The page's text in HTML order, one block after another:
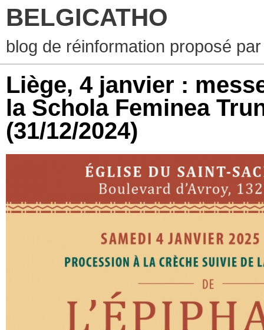
BELGICATHO
blog de réinformation proposé
Liège, 4 janvier :
la Schola Feminea
(31/12/2024)